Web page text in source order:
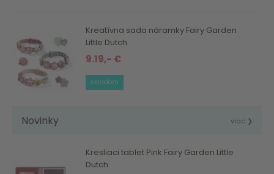
Kreatívna sada náramky Fairy Garden
Little Dutch
9.19,- €
skladom
Novinky viac ❯
Kresliaci tablet Pink Fairy Garden Little
Dutch